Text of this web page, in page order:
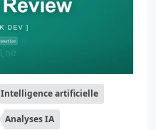
Intelligence artificielle
Analyses IA